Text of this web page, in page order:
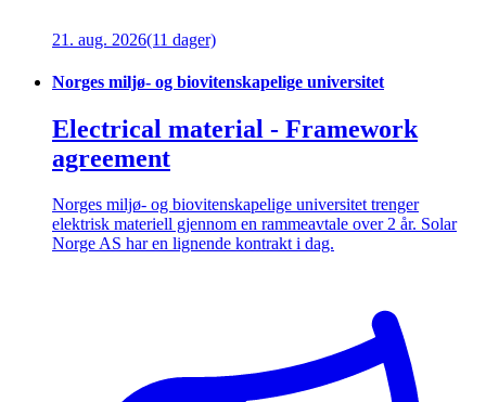
21. aug. 2026(11 dager)
Norges miljø- og biovitenskapelige universitet
Electrical material - Framework
agreement
Norges miljø- og biovitenskapelige universitet trenger
elektrisk materiell gjennom en rammeavtale over 2 år. Solar
Norge AS har en lignende kontrakt i dag.